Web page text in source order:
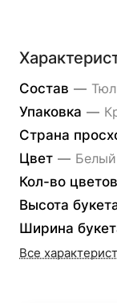
Состав —
Упаковка —
Страна
Цвет — Белый
Кол-во
Высота
Ширина
Все